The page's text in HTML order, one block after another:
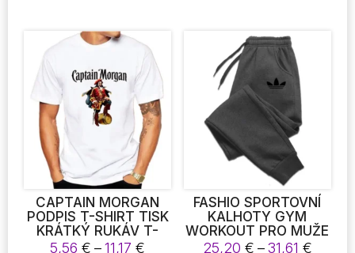
Možnosti
lze
vybrat
na
stránce
produktu
CAPTAIN MORGAN
PODPIS T-SHIRT TISK
KRÁTKÝ RUKÁV T-
SHIRT
5,56€ –11,17€
FASHIO SPORTOVNÍ
KALHOTY GYM
WORKOUT PRO MUŽE
JOGGING 2024
25,20 € –31,61 €